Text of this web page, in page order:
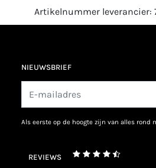
Artikelnummer leverancier:
NIEUWSBRIEF
als eerste op de hoogte zijn van alles rond
REVIEWS